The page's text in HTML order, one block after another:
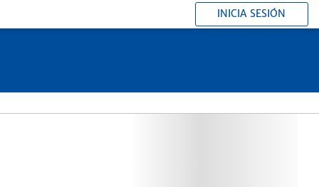
INICIA SESIÓN